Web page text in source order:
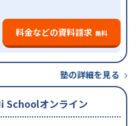
料金などの資料請求 無料
塾の詳細を見る
Schoolオンライン